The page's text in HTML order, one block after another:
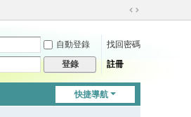
切
到
自動登錄
找回密碼
登錄 註冊
快捷導航